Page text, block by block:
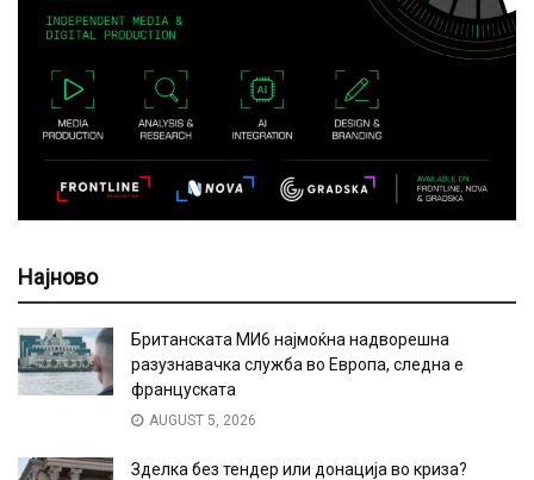
Најново
Британската МИ6 најмоќна надворешна
разузнавачка служба во Европа, следна е
француската
AUGUST 5, 2026
Зделка без тендер или донација во криза?